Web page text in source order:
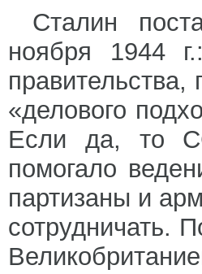
Сталин
ноября 1944
«делового
Если да, то
помогало
партизаны и
сотрудничать.